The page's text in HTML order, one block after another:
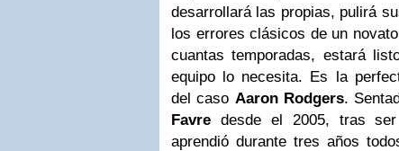
desarrollará las propias, pulirá
los errores clásicos de un
cuantas temporadas, estará
equipo lo necesita. Es la
del caso Aaron Rodgers.
Favre desde el 2005, tras
aprendió durante tres años